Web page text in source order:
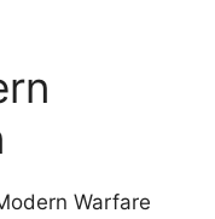
Warfare